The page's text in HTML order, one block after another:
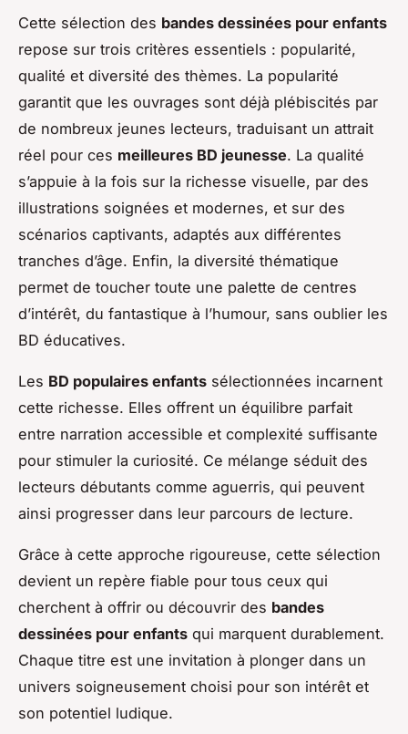
Cette sélection des bandes dessinées pour enfants
repose sur trois critères essentiels : popularité,
qualité et diversité des thèmes. La popularité
garantit que les ouvrages sont déjà plébiscités par
de nombreux jeunes lecteurs, traduisant un attrait
réel pour ces meilleures BD jeunesse. La qualité
s’appuie à la fois sur la richesse visuelle, par des
illustrations soignées et modernes, et sur des
scénarios captivants, adaptés aux différentes
tranches d’âge. Enfin, la diversité thématique
permet de toucher toute une palette de centres
d’intérêt, du fantastique à l’humour, sans oublier les
BD éducatives.
Les BD populaires enfants sélectionnées incarnent
cette richesse. Elles offrent un équilibre parfait
entre narration accessible et complexité suffisante
pour stimuler la curiosité. Ce mélange séduit des
lecteurs débutants comme aguerris, qui peuvent
ainsi progresser dans leur parcours de lecture.
Grâce à cette approche rigoureuse, cette sélection
devient un repère fiable pour tous ceux qui
cherchent à offrir ou découvrir des bandes
dessinées pour enfants qui marquent durablement.
Chaque titre est une invitation à plonger dans un
univers soigneusement choisi pour son intérêt et
son potentiel ludique.